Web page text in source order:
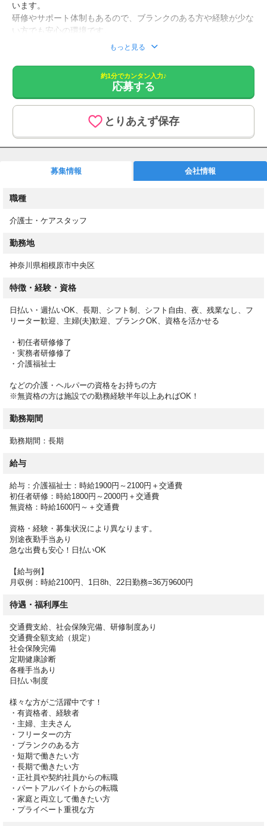
【休日・休暇】
平日のみ、日勤のみ、週2日・・・などご希望をお聞かせくださ
い。
もちろん週5日フルタイムも大歓迎！
います。
研修やサポート体制もあるので、ブランクのある方や経験が少な
い方でも安心の環境です。
みなさんが働きやすい職場づくりをしております！
応募をいただきましたら、こちらより追ってご連絡させていただ
1. 応募フォームからご応募
2. もしくはお電話にてお問い合わせください。
選べるシフトで理想の働き方を実現！
週2日～で働きやすい
る施設はイロイロ！
◆業務内容
介護施設でご利用者様が快適に過ごすためのお手伝い！
具体的には、、
・レクリエーションの実行
・ご家族、ケアマネージャーとの相談業務
など、経験やスキルに応じてお願いします。
もっと見る
とりあえず保存
約1分でカンタン入力♪
応募する
募集情報 会社情報
職種
介護士・ケアスタッフ
勤務地
神奈川県相模原市中央区
特徴・経験・資格
日払い・週払いOK、長期、シフト制、シフト自由、夜、残業なし、フ
リーター歓迎、主婦(夫)歓迎、ブランクOK、資格を活かせる
・初任者研修修了
・実務者研修修了
・介護福祉士
などの介護・ヘルパーの資格をお持ちの方
※無資格の方は施設での勤務経験半年以上あればOK！
勤務期間
勤務期間：長期
給与
給与：介護福祉士：時給1900円～2100円＋交通費
初任者研修：時給1800円～2000円＋交通費
無資格：時給1600円～＋交通費
資格・経験・募集状況により異なります。
別途夜勤手当あり
急な出費も安心！日払いOK
【給与例】
月収例：時給2100円、1日8h、22日勤務=36万9600円
待遇・福利厚生
交通費支給、社会保険完備、研修制度あり
交通費全額支給（規定）
社会保険完備
定期健康診断
各種手当あり
日払い制度
様々な方がご活躍中です！
・有資格者、経験者
・主婦、主夫さん
・フリーターの方
・ブランクのある方
・短期で働きたい方
・長期で働きたい方
・正社員や契約社員からの転職
・パートアルバイトからの転職
・家庭と両立して働きたい方
・プライベート重視な方